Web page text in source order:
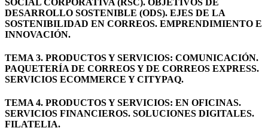
DESARROLLO SOSTENIBLE (ODS). EJES DE LA
SOSTENIBILIDAD EN CORREOS. EMPRENDIMIENTO E
INNOVACIÓN.
TEMA 3. PRODUCTOS Y SERVICIOS: COMUNICACIÓN.
PAQUETERÍA DE CORREOS Y DE CORREOS EXPRESS.
SERVICIOS ECOMMERCE Y CITYPAQ.
TEMA 4. PRODUCTOS Y SERVICIOS: EN OFICINAS.
SERVICIOS FINANCIEROS. SOLUCIONES DIGITALES.
FILATELIA.